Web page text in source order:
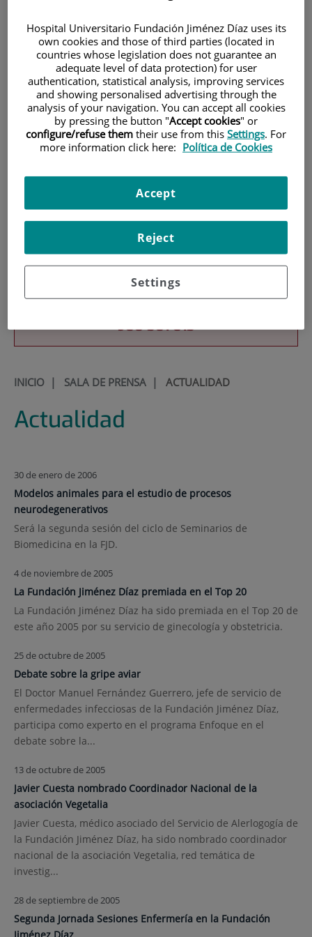
Investigación
900 301 013
INICIO| SALA DE PRENSA| ACTUALIDAD
Actualidad
30 de enero de 2006
Modelos animales para el estudio de procesos
neurodegenerativos
Será la segunda sesión del ciclo de Seminarios de
Biomedicina en la FJD.
4 de noviembre de 2005
La Fundación Jiménez Díaz premiada en el Top 20
La Fundación Jiménez Díaz ha sido premiada en el Top 20 de
este año 2005 por su servicio de ginecología y obstetricia.
25 de octubre de 2005
Debate sobre la gripe aviar
El Doctor Manuel Fernández Guerrero, jefe de servicio de
enfermedades infecciosas de la Fundación Jiménez Díaz,
participa como experto en el programa Enfoque en el
debate sobre la...
13 de octubre de 2005
Javier Cuesta nombrado Coordinador Nacional de la
asociación Vegetalia
Javier Cuesta, médico asociado del Servicio de Alerlogogía de
la Fundación Jiménez Díaz, ha sido nombrado coordinador
nacional de la asociación Vegetalia, red temática de
investig...
28 de septiembre de 2005
Segunda Jornada Sesiones Enfermería en la Fundación
Hospital Universitario Fundación Jiménez Díaz uses its
own cookies and those of third parties (located in
countries whose legislation does not guarantee an
adequate level of data protection) for user
authentication, statistical analysis, improving services
and showing personalised advertising through the
analysis of your navigation. You can accept all cookies
by pressing the button "Accept cookies" or
configure/refuse them their use from this Settings. For
more information click here: Política de Cookies
Settings
Reject
Accept